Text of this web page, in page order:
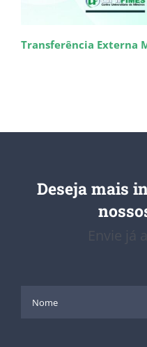
Transferência Externa
Deseja mais
Envie já